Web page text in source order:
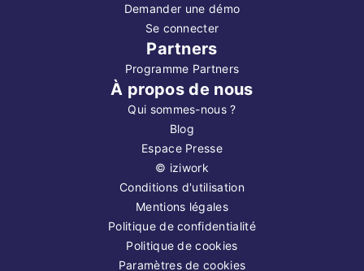
Demander une démo
Se connecter
Partners
Programme Partners
À propos de nous
Qui sommes-nous ?
Blog
Espace Presse
© iziwork
Conditions d'utilisation
Mentions légales
Politique de confidentialité
Politique de cookies
Paramètres de cookies